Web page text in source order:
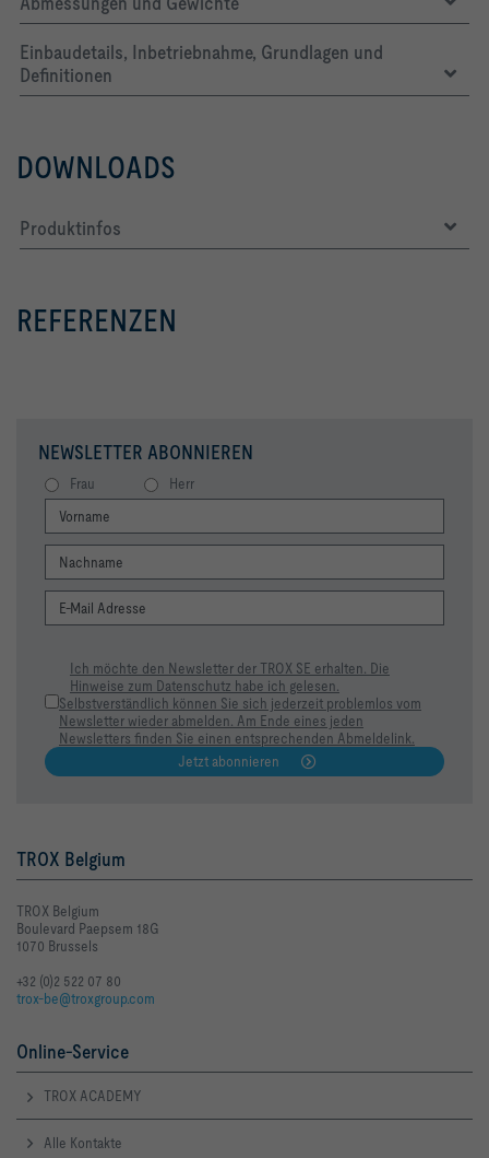
Einbaudetails, Inbetriebnahme, Grundlagen und
Definitionen
DOWNLOADS
Produktinfos
REFERENZEN
NEWSLETTER ABONNIEREN
Frau Herr
Ich möchte den Newsletter der TROX SE erhalten. Die
Hinweise zum Datenschutz habe ich gelesen.
Selbstverständlich können Sie sich jederzeit problemlos vom
Newsletter wieder abmelden. Am Ende eines jeden
Newsletters finden Sie einen entsprechenden Abmeldelink.
Jetzt abonnieren
TROX Belgium
TROX Belgium
Boulevard Paepsem 18G
1070 Brussels
+32 (0)2 522 07 80
trox-be@troxgroup.com
Online-Service
TROX ACADEMY
Alle Kontakte